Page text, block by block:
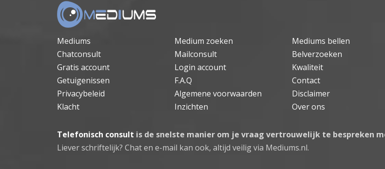
Mediums Medium zoeken
Mediums bellen
Chatconsult
Mailconsult
Belverzoeken
Gratis account
Login account
Kwaliteit
Getuigenissen
F.A.Q
Contact
Privacybeleid
Algemene voorwaarden
Disclaimer
Klacht
Inzichten Over ons
Telefonisch consult is de snelste manier om je vraag vertrouwelijk te bespreken
Liever schriftelijk? Chat en e-mail kan ook, altijd veilig via Mediums.nl.